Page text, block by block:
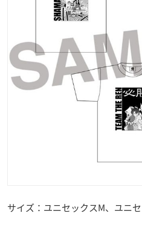
サイズ：ユニセックスM、ユニ